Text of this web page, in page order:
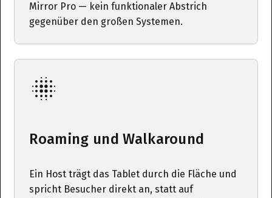
Mirror Pro — kein funktionaler Abstrich
gegenüber den großen Systemen.
Roaming und Walkaround
Ein Host trägt das Tablet durch die Fläche und
spricht Besucher direkt an, statt auf